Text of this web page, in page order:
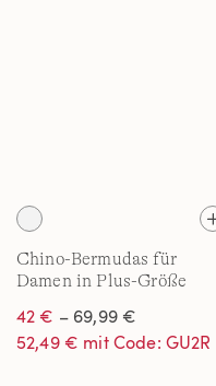
Chino-Bermudas für
Damen in Plus-Größe
42 € – 69,99 €
52,49 € mit Code: GU2R